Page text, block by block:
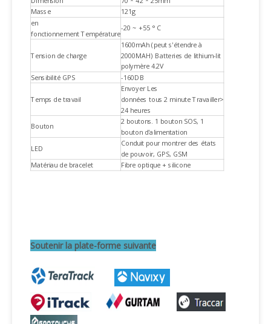
Masse
121g
en
fonctionnement Température
-20 ~ +55 ° C
Tension de charge
1600mAh (peut s'étendre à
2000MAH) Batteries de lithium-lit
polymère 4.2V
Sensibilité GPS
-160DB
Temps de travail
Envoyer Les
données tous 2 minute Travailler>
24 heures
Bouton
2 boutons. 1 bouton SOS, 1
bouton d'alimentation
LED
Conduit pour montrer des états
de pouvoir, GPS, GSM
Matériau de bracelet
Fibre optique + silicone
Soutenir la plate-forme suivante